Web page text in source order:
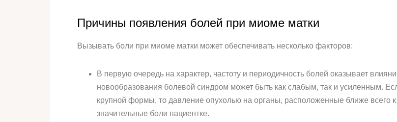
Причины появления болей при миоме матки
Вызывать боли при миоме матки может обеспечивать несколько факторов:
В первую очередь на характер, частоту и периодичность болей оказывает
новообразования болевой синдром может быть как слабым, так и усиленным.
крупной формы, то давление опухолью на органы, расположенные ближе всего к
значительные боли пациентке.